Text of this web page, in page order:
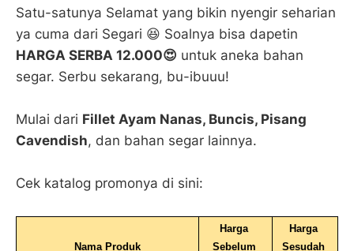
Satu-satunya Selamat yang bikin nyengir seharian
ya cuma dari Segari 😆 Soalnya bisa dapetin
HARGA SERBA 12.000😍 untuk aneka bahan
segar. Serbu sekarang, bu-ibuuu!
Mulai dari Fillet Ayam Nanas, Buncis, Pisang
Cavendish, dan bahan segar lainnya.
Cek katalog promonya di sini:
Nama Produk
Harga
Sebelum
Harga
Sesudah